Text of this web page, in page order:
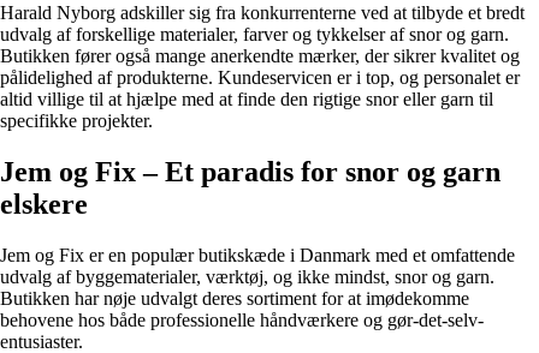
Harald Nyborg adskiller sig fra konkurrenterne ved at tilbyde et bredt
udvalg af forskellige materialer, farver og tykkelser af snor og garn.
Butikken fører også mange anerkendte mærker, der sikrer kvalitet og
pålidelighed af produkterne. Kundeservicen er i top, og personalet er
altid villige til at hjælpe med at finde den rigtige snor eller garn til
specifikke projekter.
Jem og Fix – Et paradis for snor og garn
elskere
Jem og Fix er en populær butikskæde i Danmark med et omfattende
udvalg af byggematerialer, værktøj, og ikke mindst, snor og garn.
Butikken har nøje udvalgt deres sortiment for at imødekomme
behovene hos både professionelle håndværkere og gør-det-selv-
entusiaster.